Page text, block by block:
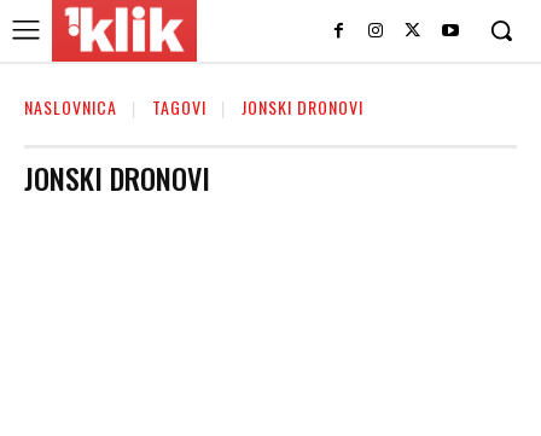
NASLOVNICA TAGOVI JONSKI DRONOVI
JONSKI DRONOVI